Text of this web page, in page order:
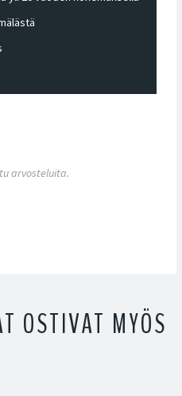
arvosteluita.
OSTIVAT MYÖS